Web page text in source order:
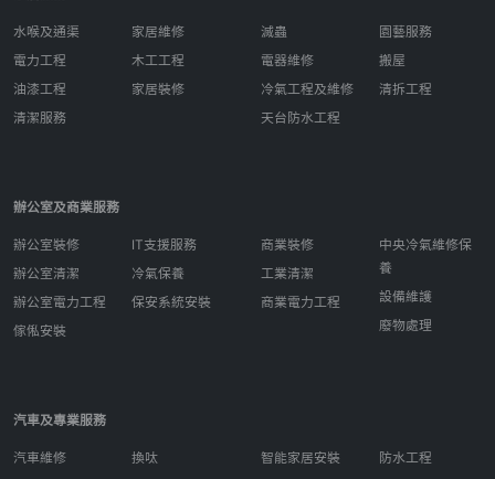
水喉及通渠
電力工程
油漆工程
清潔服務
家居維修
木工工程
家居裝修
滅蟲
電器維修
冷氣工程及維修
天台防水工程
園藝服務
搬屋
清拆工程
辦公室及商業服務
辦公室裝修
辦公室清潔
辦公室電力工程
傢俬安裝
IT支援服務
冷氣保養
保安系統安裝
商業裝修
工業清潔
商業電力工程
中央冷氣維修保
養
設備維護
廢物處理
汽車及專業服務
汽車維修
換呔
智能家居安裝
防水工程